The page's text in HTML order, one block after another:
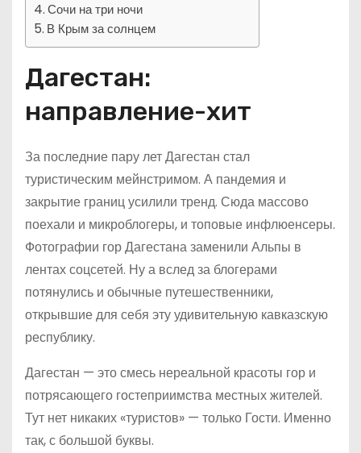
Сочи на три ночи
В Крым за солнцем
Дагестан:
направление-хит
За последние пару лет Дагестан стал
туристическим мейнстримом. А пандемия и
закрытие границ усилили тренд. Сюда массово
поехали и микроблогеры, и топовые инфлюенсеры.
Фотографии гор Дагестана заменили Альпы в
лентах соцсетей. Ну а вслед за блогерами
потянулись и обычные путешественники,
открывшие для себя эту удивительную кавказскую
республику.
Дагестан — это смесь нереальной красоты гор и
потрясающего гостеприимства местных жителей.
Тут нет никаких «туристов» — только Гости. Именно
так, с большой буквы.